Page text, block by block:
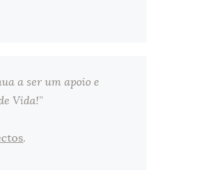
a ser um apoio e
Vida!”
.